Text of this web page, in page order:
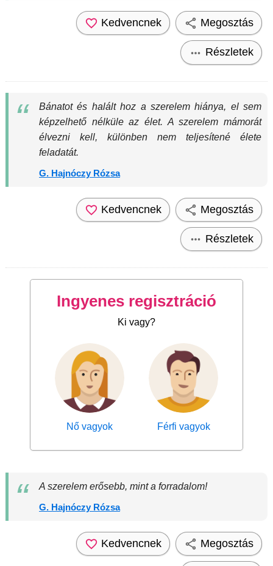
Kedvencnek Megosztás
Részletek
Bánatot és halált hoz a szerelem hiánya, el sem
képzelhető nélküle az élet. A szerelem mámorát
élvezni kell, különben nem teljesítené élete
feladatát.
G. Hajnóczy Rózsa
Kedvencnek Megosztás
Részletek
Ingyenes regisztráció
Ki vagy?
Nő vagyok Férfi vagyok
A szerelem erősebb, mint a forradalom!
G. Hajnóczy Rózsa
Kedvencnek Megosztás